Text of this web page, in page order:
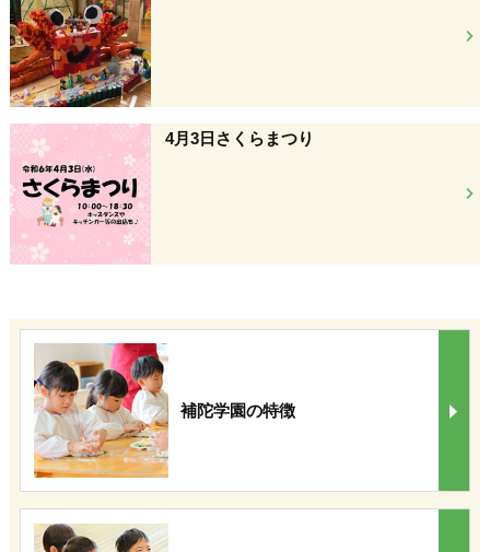
4月3日さくらまつり
補陀学園の特徴